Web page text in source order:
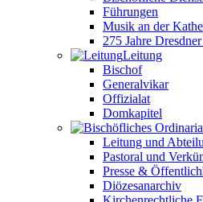
Führungen
Musik an der
275 Jahre
Leitung
Bischof
Generalvikar
Offizialat
Domkapitel
Leitung und
Pastoral und
Presse &
Diözesanarchiv